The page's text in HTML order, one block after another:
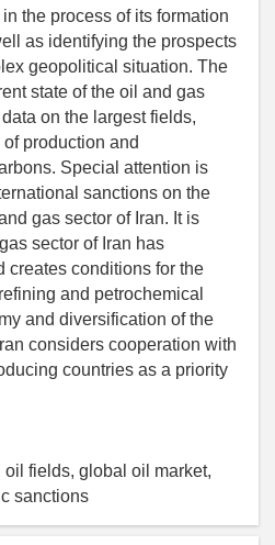
the process of its formation
as identifying the prospects
geopolitical situation. The
state of the oil and gas
on the largest fields,
production and
Special attention is
sanctions on the
gas sector of Iran. It is
sector of Iran has
creates conditions for the
and petrochemical
and diversification of the
considers cooperation with
countries as a priority
oil fields, global oil market,
sanctions